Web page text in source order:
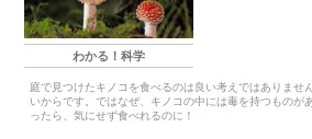
わかる！科学
庭で見つけたキノコを食べるのは良い考えではありませ
いからです。ではなぜ、キノコの中には毒を持つものが
ったら、気にせず食べれるのに！